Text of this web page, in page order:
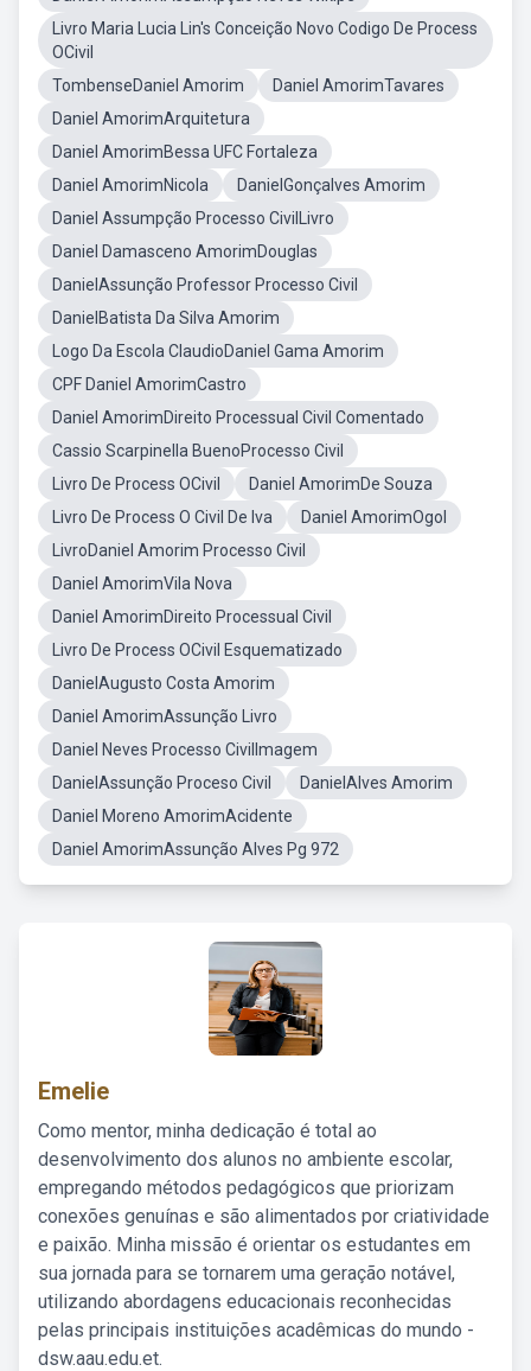
Livro Maria Lucia Lin's Conceição Novo Codigo De Process
OCivil
TombenseDaniel Amorim
Daniel AmorimTavares
Daniel AmorimArquitetura
Daniel AmorimBessa UFC Fortaleza
Daniel AmorimNicola
DanielGonçalves Amorim
Daniel Assumpção Processo CivilLivro
Daniel Damasceno AmorimDouglas
DanielAssunção Professor Processo Civil
DanielBatista Da Silva Amorim
Logo Da Escola ClaudioDaniel Gama Amorim
CPF Daniel AmorimCastro
Daniel AmorimDireito Processual Civil Comentado
Cassio Scarpinella BuenoProcesso Civil
Livro De Process OCivil
Daniel AmorimDe Souza
Livro De Process O Civil De Iva
Daniel AmorimOgol
LivroDaniel Amorim Processo Civil
Daniel AmorimVila Nova
Daniel AmorimDireito Processual Civil
Livro De Process OCivil Esquematizado
DanielAugusto Costa Amorim
Daniel AmorimAssunção Livro
Daniel Neves Processo CivilImagem
DanielAssunção Proceso Civil
DanielAlves Amorim
Daniel Moreno AmorimAcidente
Daniel AmorimAssunção Alves Pg 972
Emelie
Como mentor, minha dedicação é total ao
desenvolvimento dos alunos no ambiente escolar,
empregando métodos pedagógicos que priorizam
conexões genuínas e são alimentados por criatividade
e paixão. Minha missão é orientar os estudantes em
sua jornada para se tornarem uma geração notável,
utilizando abordagens educacionais reconhecidas
pelas principais instituições acadêmicas do mundo -
dsw.aau.edu.et.